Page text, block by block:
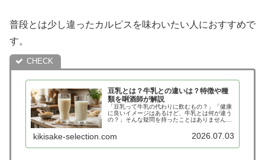
普段とは少し違ったカルピスを味わいたい人におすすめで
す。
豆乳とは？牛乳との違いは？特徴や種
類を唎酒師が解説
「豆乳って牛乳の代わりに飲むもの？」「健康
に良いイメージはあるけど、牛乳とは何が違う
の？」そんな疑問を持ったことはありません
豆乳が並び、ソイラテや料理など、活用の幅も
広がっています。唎酒師というと日…
kikisake-selection.com 2026.07.03